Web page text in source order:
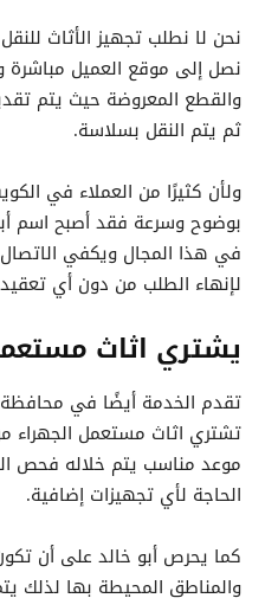
نحن لا نطلب تجهيز الأثاث
نصل إلى موقع العميل مباشرة
والقطع المعروضة حيث يتم
ثم يتم النقل بسلاسة.
ولأن كثيرًا من العملاء في
بوضوح وسرعة فقد أصبح اسم
لإنهاء الطلب من دون أي
يشتري اثاث
تقدم الخدمة أيضًا في
تشتري اثاث مستعمل الجهراء
موعد مناسب يتم خلاله فحص
الحاجة لأي تجهيزات إضافية.
كما يحرص أبو خالد على أن
والمناطق المحيطة بها